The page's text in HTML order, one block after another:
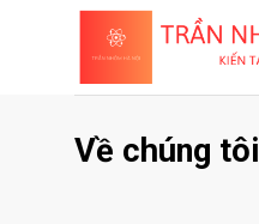
Về chúng tôi